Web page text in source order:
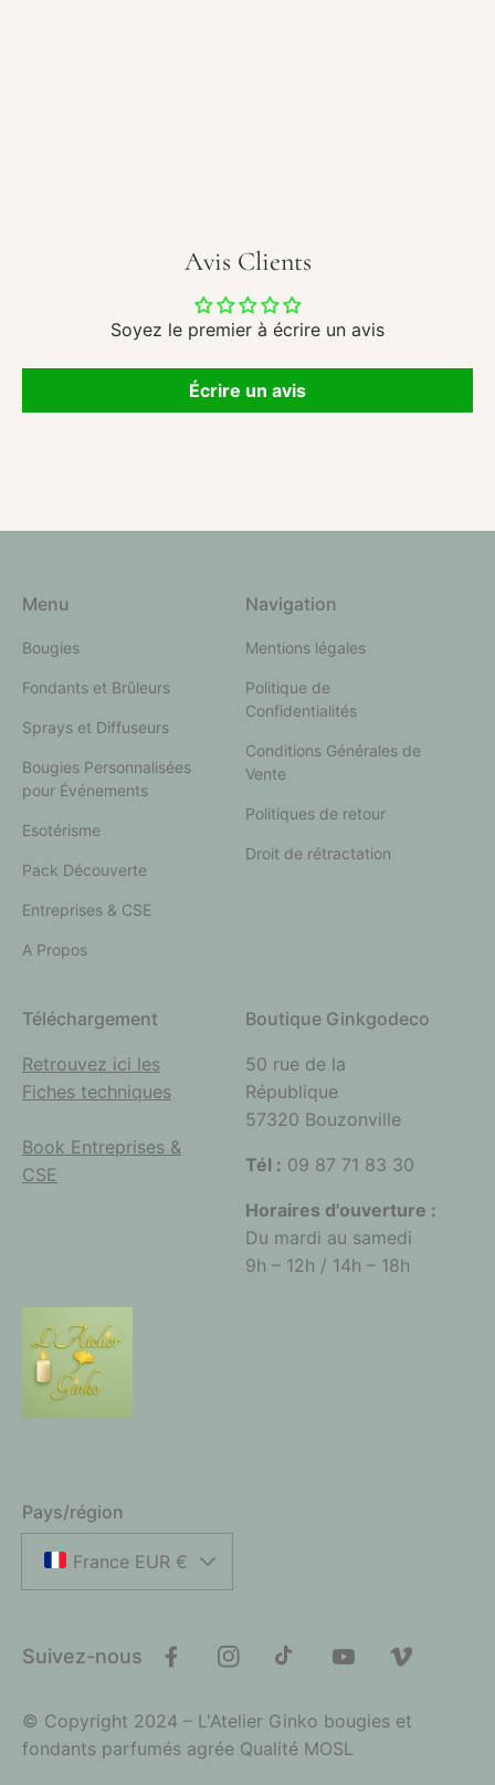
Avis Clients
Soyez le premier à écrire un avis
Écrire un avis
Menu
Bougies
Fondants et Brûleurs
Sprays et Diffuseurs
Bougies Personnalisées
pour Événements
Esotérisme
Pack Découverte
Entreprises & CSE
A Propos
Navigation
Mentions légales
Politique de
Confidentialités
Conditions Générales de
Vente
Politiques de retour
Droit de rétractation
Téléchargement
Retrouvez ici les
Fiches techniques
Book Entreprises &
CSE
Boutique Ginkgodeco
50 rue de la
République
57320 Bouzonville
Tél : 09 87 71 83 30
Horaires d'ouverture :
Du mardi au samedi
9h – 12h / 14h – 18h
Pays/région
France EUR €
Suivez-nous FacebookInstagramTikTok YouTubeVimeo
© Copyright 2024 – L'Atelier Ginko bougies et
fondants parfumés agrée Qualité MOSL